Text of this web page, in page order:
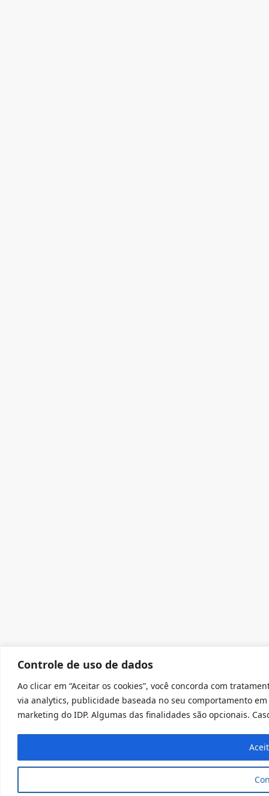
Controle de uso de dados
Ao clicar em “Aceitar os cookies”, você concorda com
via analytics, publicidade baseada no seu comportamento
marketing do IDP. Algumas das finalidades são opcionais.